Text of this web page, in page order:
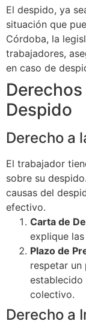
El despido, ya
situación que
Córdoba, la
trabajadores,
en caso de
Despido
Derecho a
El trabajador
sobre su
causas del
efectivo.
Carta de
explique
Plazo de
respetar un
establecido
colectivo.
Derecho a